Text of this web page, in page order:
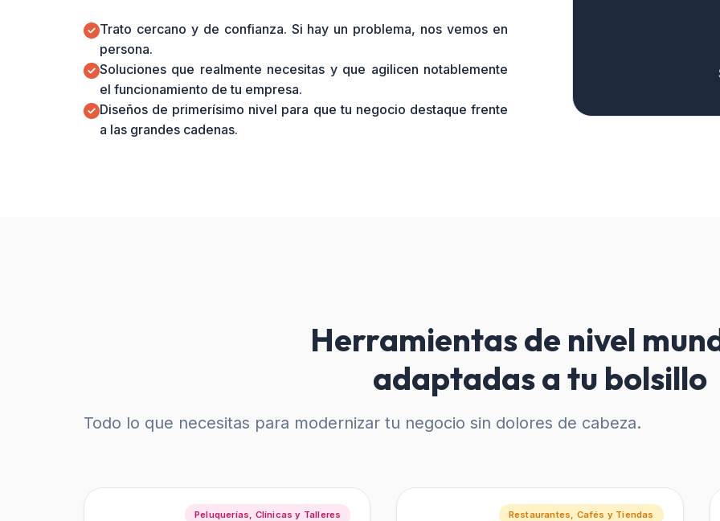
Trato cercano y de confianza. Si hay un problema, nos vemos en
persona.
Soluciones que realmente necesitas y que agilicen notablemente
el funcionamiento de tu empresa.
Diseños de primerísimo nivel para que tu negocio destaque frente
a las grandes cadenas.
Herramientas de nivel
adaptadas a tu bolsillo
Todo lo que necesitas para modernizar tu negocio sin dolores de cabeza.
Peluquerías, Clínicas y Talleres Restaurantes, Cafés y Tiendas